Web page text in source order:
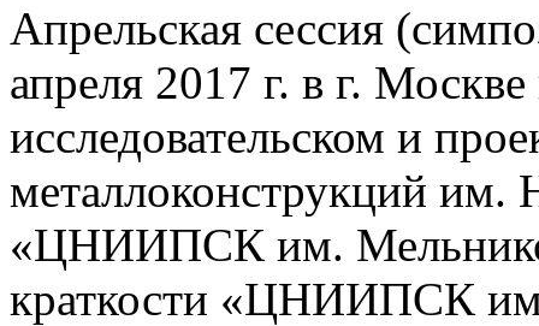
Апрельская сессия
апреля 2017 г. в г.
исследовательском и
металлоконструкций
«ЦНИИПСК им.
краткости «ЦНИИПСК